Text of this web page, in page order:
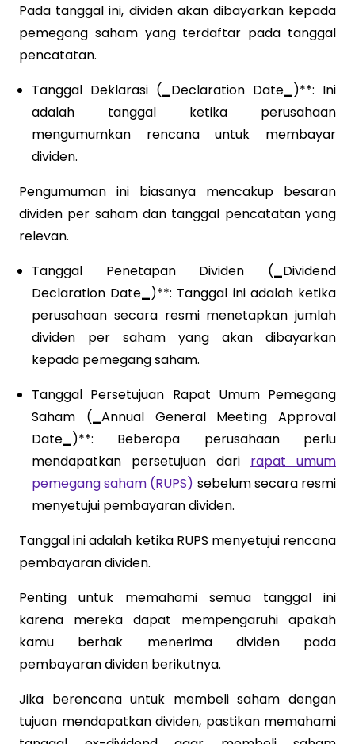
Pada tanggal ini, dividen akan dibayarkan kepada
pemegang saham yang terdaftar pada tanggal
pencatatan.
Tanggal Deklarasi (_Declaration Date_)**: Ini
adalah tanggal ketika perusahaan
mengumumkan rencana untuk membayar
dividen.
Pengumuman ini biasanya mencakup besaran
dividen per saham dan tanggal pencatatan yang
relevan.
Tanggal Penetapan Dividen (_Dividend
Declaration Date_)**: Tanggal ini adalah ketika
perusahaan secara resmi menetapkan jumlah
dividen per saham yang akan dibayarkan
kepada pemegang saham.
Tanggal Persetujuan Rapat Umum Pemegang
Saham (_Annual General Meeting Approval
Date_)**: Beberapa perusahaan perlu
mendapatkan persetujuan dari rapat umum
pemegang saham (RUPS) sebelum secara resmi
menyetujui pembayaran dividen.
Tanggal ini adalah ketika RUPS menyetujui rencana
pembayaran dividen.
Penting untuk memahami semua tanggal ini
karena mereka dapat mempengaruhi apakah
kamu berhak menerima dividen pada
pembayaran dividen berikutnya.
Jika berencana untuk membeli saham dengan
tujuan mendapatkan dividen, pastikan memahami